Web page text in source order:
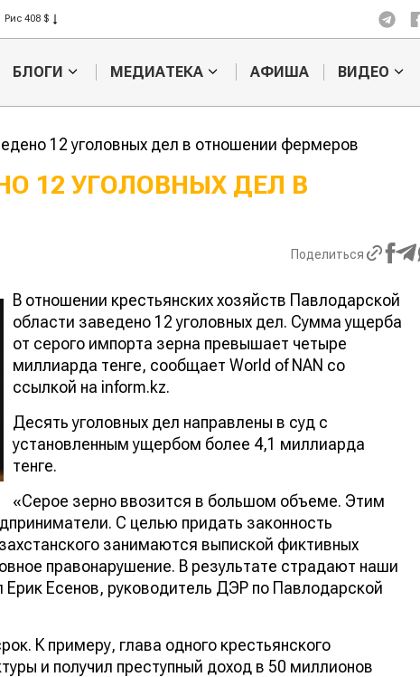
Рис 408 $
Пшеница 423 $
БЛОГИ МЕДИАТЕКА АФИША ВИДЕО
12 уголовных дел в отношении фермеров
12 УГОЛОВНЫХ ДЕЛ В
Поделиться
В отношении крестьянских хозяйств Павлодарской
области заведено 12 уголовных дел. Сумма ущерба
от серого импорта зерна превышает четыре
миллиарда тенге, сообщает World of NAN со
ссылкой на inform.kz.
Десять уголовных дел направлены в суд с
установленным ущербом более 4,1 миллиарда
тенге.
«Серое зерно ввозится в большом объеме. Этим
С целью придать законность
занимаются выпиской фиктивных
правонарушение. В результате страдают наши
Есенов, руководитель ДЭР по Павлодарской
К примеру, глава одного крестьянского
и получил преступный доход в 50 миллионов